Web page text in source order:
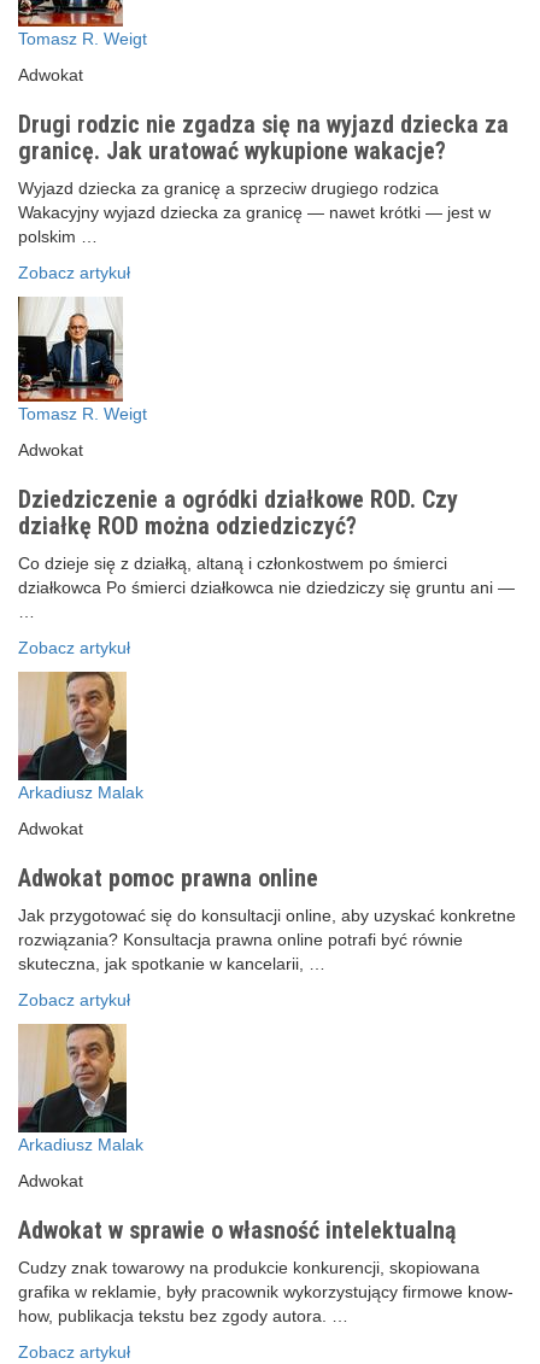
Tomasz R. Weigt
Adwokat
Drugi rodzic nie zgadza się na wyjazd dziecka za
granicę. Jak uratować wykupione wakacje?
Wyjazd dziecka za granicę a sprzeciw drugiego rodzica
Wakacyjny wyjazd dziecka za granicę — nawet krótki — jest w
polskim …
Zobacz artykuł
Tomasz R. Weigt
Adwokat
Dziedziczenie a ogródki działkowe ROD. Czy
działkę ROD można odziedziczyć?
Co dzieje się z działką, altaną i członkostwem po śmierci
działkowca Po śmierci działkowca nie dziedziczy się gruntu ani —
…
Zobacz artykuł
Arkadiusz Malak
Adwokat
Adwokat pomoc prawna online
Jak przygotować się do konsultacji online, aby uzyskać konkretne
rozwiązania? Konsultacja prawna online potrafi być równie
skuteczna, jak spotkanie w kancelarii, …
Zobacz artykuł
Arkadiusz Malak
Adwokat
Adwokat w sprawie o własność intelektualną
Cudzy znak towarowy na produkcie konkurencji, skopiowana
grafika w reklamie, były pracownik wykorzystujący firmowe know-
how, publikacja tekstu bez zgody autora. …
Zobacz artykuł